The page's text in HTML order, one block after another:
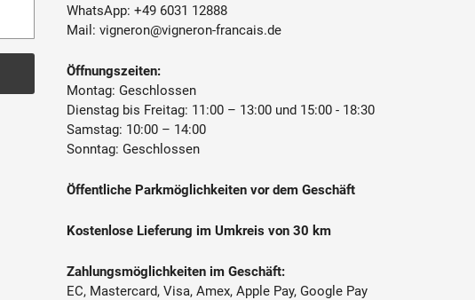
WhatsApp: +49 6031 12888
Mail: vigneron@vigneron-francais.de
Öffnungszeiten:
Montag: Geschlossen
Dienstag bis Freitag: 11:00 – 13:00 und 15:00 - 18:30
Samstag: 10:00 – 14:00
Sonntag: Geschlossen
Öffentliche Parkmöglichkeiten vor dem Geschäft
Kostenlose Lieferung im Umkreis von 30 km
Zahlungsmöglichkeiten im Geschäft:
EC, Mastercard, Visa, Amex, Apple Pay, Google Pay